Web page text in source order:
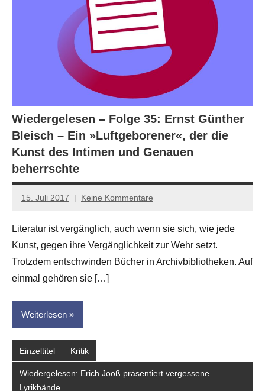
Wiedergelesen – Folge 35: Ernst Günther
Bleisch – Ein »Luftgeborener«, der die
Kunst des Intimen und Genauen
beherrschte
15. Juli 2017
Anton
Leitner
Keine Kommentare
Literatur ist vergänglich, auch wenn sie sich, wie jede
Kunst, gegen ihre Vergänglichkeit zur Wehr setzt.
Trotzdem entschwinden Bücher in Archivbibliotheken. Auf
einmal gehören sie […]
Weiterlesen
Einzeltitel Kritik
Wiedergelesen: Erich Jooß präsentiert vergessene
Lyrikbände